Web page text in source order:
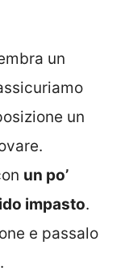
un
un
un po’
impasto.
e passalo